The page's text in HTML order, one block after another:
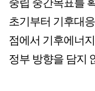
초기부터 기후대
점에서 기후에너
정부 방향을 담지